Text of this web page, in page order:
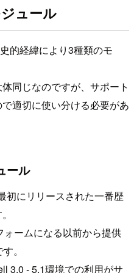
ュール
的経緯により3種類のモ
同じなのですが、サポート
適切に使い分ける必要があ
ール
初にリリースされた一番歴
ームになる以前から提供
。
3.0 - 5.1環境での利用がサ